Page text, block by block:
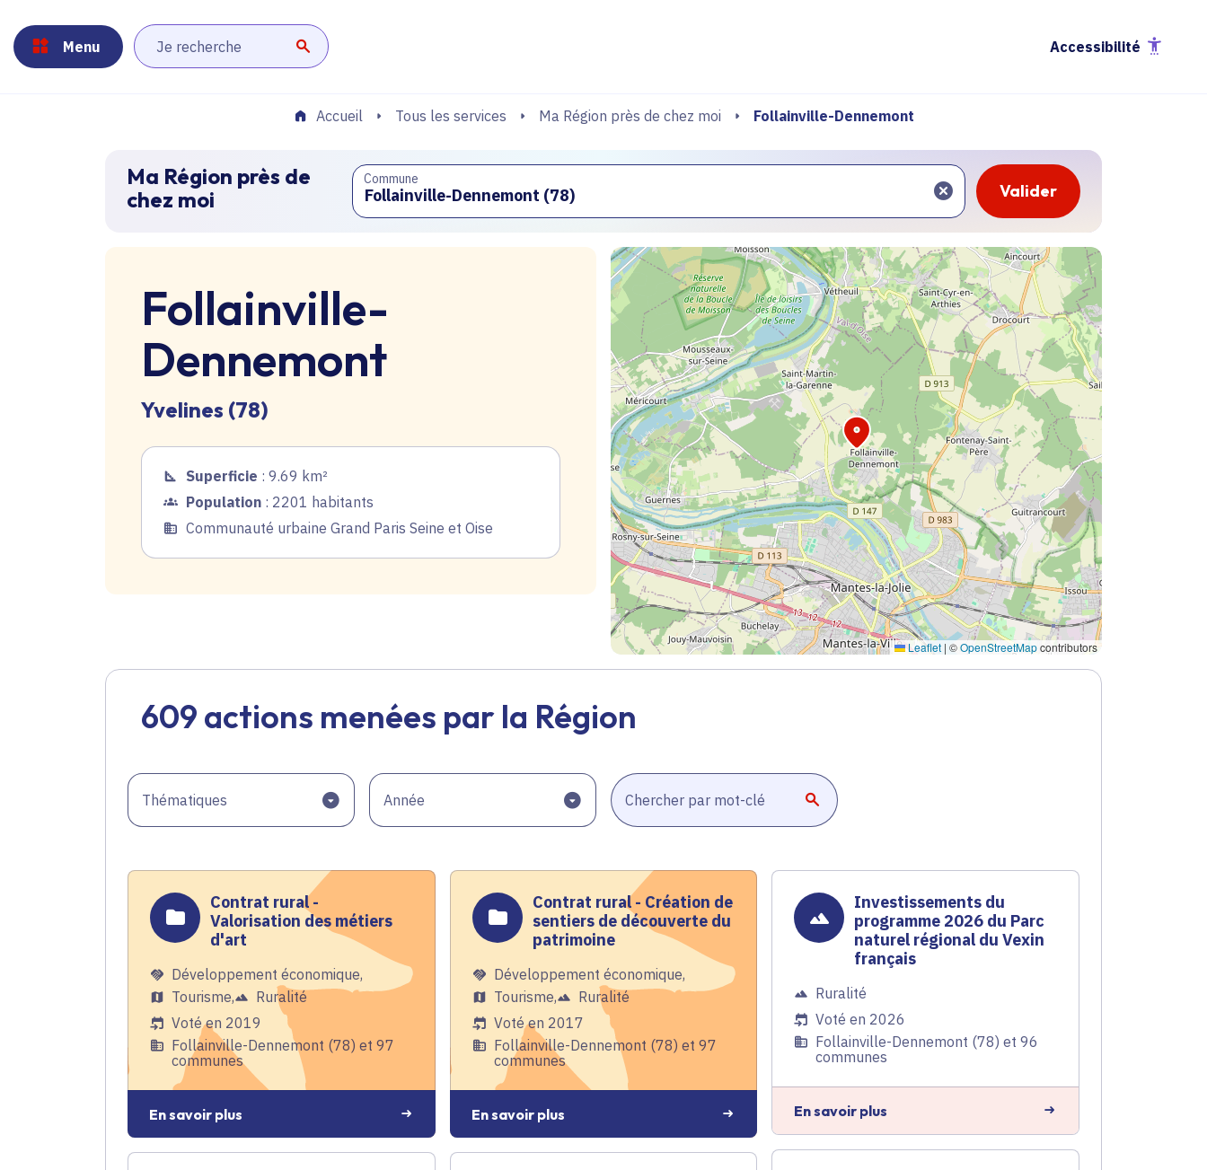
Menu
Lancer la recherche Accessibilité
Accueil Tous les services Ma Région près de chez moi Follainville-Dennemont
Ma Région près de
chez moi
Commune
Follainville-
Dennemont
Yvelines (78)
Superficie : 9.69 km²
Population : 2201 habitants
Communauté urbaine Grand Paris Seine et Oise
Leaflet | ©OpenStreetMapcontributors
609 actions menées par la Région
Chercher par mot-clé
Thématiques Année
Contrat rural -
Valorisation des métiers
d'art
Développement économique,
Tourisme,
Ruralité
Voté en 2019
Follainville-Dennemont (78) et 97
communes
En savoir plus
Contrat rural - Création de
sentiers de découverte du
patrimoine
Développement économique,
Tourisme,
Ruralité
Voté en 2017
Follainville-Dennemont (78) et 97
communes
En savoir plus
Investissements du
programme 2026 du Parc
naturel régional du Vexin
français
Ruralité
Voté en 2026
Follainville-Dennemont (78) et 96
communes
En savoir plus